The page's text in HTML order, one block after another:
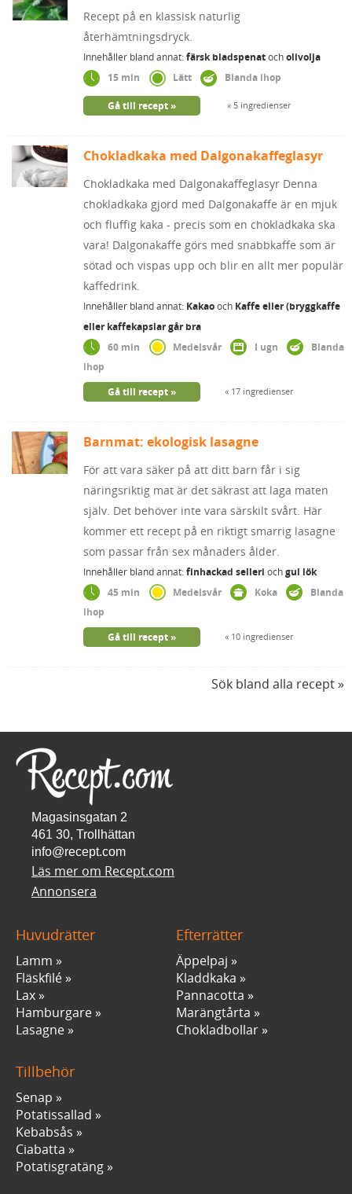
Recept på en klassisk naturlig
återhämtningsdryck.
Innehåller bland annat:färsk bladspenatocholivolja
15 min
Lätt Blanda ihop
5 ingredienser
Gå till recept
Chokladkaka med Dalgonakaffeglasyr
Chokladkaka med Dalgonakaffeglasyr Denna
chokladkaka gjord med Dalgonakaffe är en mjuk
och fluffig kaka - precis som en chokladkaka ska
vara! Dalgonakaffe görs med snabbkaffe som är
sötad och vispas upp och blir en allt mer populär
kaffedrink.
Innehåller bland annat: Kakaooch Kaffe eller (bryggkaffe
eller kaffekapslar går bra
60 min
Medelsvår I ugn
Blanda
ihop
17 ingredienser
Gå till recept
Barnmat: ekologisk lasagne
För att vara säker på att ditt barn får i sig
näringsriktig mat är det säkrast att laga maten
själv. Det behöver inte vara särskilt svårt. Här
kommer ett recept på en riktigt smarrig lasagne
som passar från sex månaders ålder.
Innehåller bland annat:finhackad selleri ochgul lök
45 min
Medelsvår Koka
Blanda
ihop
10 ingredienser
Gå till recept
Sök bland alla recept
Magasinsgatan 2
461 30, Trollhättan
info@recept.com
Läs mer om Recept.com
Annonsera
Huvudrätter
Lamm
Fläskfilé
Lax
Hamburgare
Lasagne
Efterrätter
Äppelpaj
Kladdkaka
Pannacotta
Marängtårta
Chokladbollar
Tillbehör
Senap
Potatissallad
Kebabsås
Ciabatta
Potatisgratäng